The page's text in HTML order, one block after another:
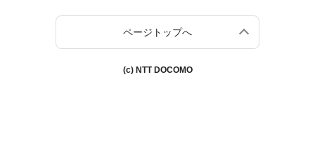
ページトップへ
(c) NTT DOCOMO